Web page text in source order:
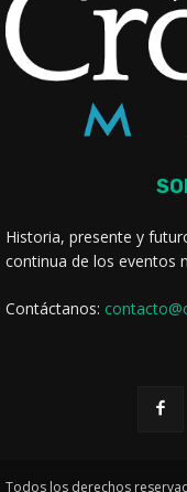
Historia, presente y
continua de los eventos
Contáctanos:
Todos los derechos